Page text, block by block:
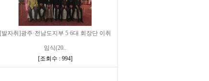
[발자취]광주·전남도지부 5·6대 회장단 이취
임식(20..
[조회수 : 994]